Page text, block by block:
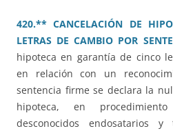
420.** CANCELACIÓN DE
LETRAS DE CAMBIO POR
hipoteca en garantía de cinco
en relación con un
sentencia firme se declara la
hipoteca, en
desconocidos endosatarios